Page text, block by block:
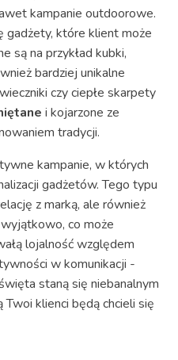
kampanie outdoorowe.
gadżety, które klient może
są na przykład kubki,
bardziej unikalne
czy ciepłe skarpety
i kojarzone ze
tradycji.
kampanie, w których
gadżetów. Tego typu
z marką, ale również
co może
lojalność względem
w komunikacji -
staną się niebanalnym
klienci będą chcieli się